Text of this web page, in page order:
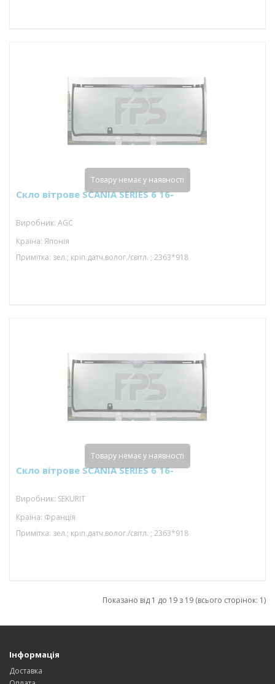
Скло вітрове SCANIA SERIES 6 16-
Виробник: AGC
Країна: Японія
Примітка: зел.; кріп.датч.волог./світл. ; 2363*918
Товару немає у наявності
Скло вітрове SCANIA SERIES 6 16-
Виробник: SEKURIT
Країна: Франція
Примітка: зел.; кріп.датч.волог./світл. ; 2363*918
Товару немає у наявності
Показано від 1 до 19 з 19 (всього сторінок: 1)
Інформація
Доставка